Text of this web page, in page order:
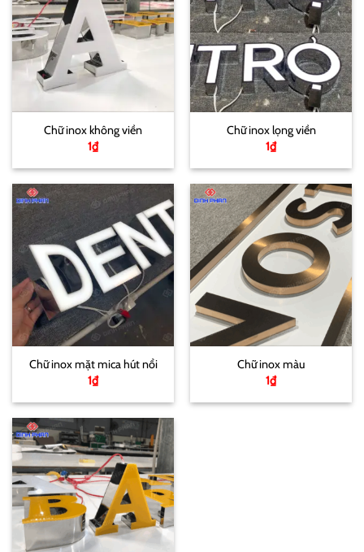
Chữ inox không viền
1₫
Chữ inox lọng viền
1₫
Chữ inox mặt mica hút nổi
1₫
Chữ inox màu
1₫